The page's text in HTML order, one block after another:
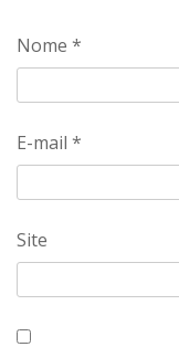
Nome *
E-mail *
Site